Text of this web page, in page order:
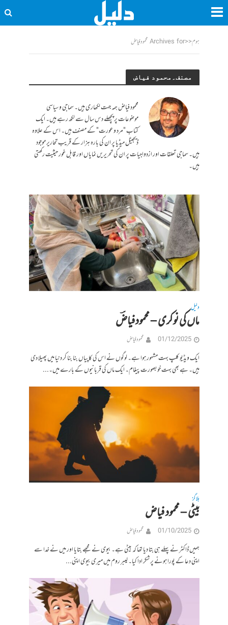
ہوم<<Archives for محمود فیاض
مصنف۔محمود فیاض
محمود فیاض ہمہ جہت لکھاری ہیں۔ سماجی و سیاسی
موضوعات پر پچھلے دس سال سے لکھ رہے ہیں۔ ایک
کتاب "مرد و عورت" کے مصنف ہیں۔ اس کے علاوہ
ڈیجیٹل میڈیا پر ان کی بارہ ہزار کے قریب تحاریر موجود
ہیں۔ سماجی تعلقات اور ازدواجیات پر ان کی تحریریں نمایاں اور قابل غور حیثیت رکھتی
ہیں۔
دلیل
ماں کی نوکری – محمودفیاضؔ
01/12/2025 محمود فیاض
ایک ویڈیو کلپ بہت مشہور ہوا ہے۔ لوگوں نے اس کی کاپیاں بنا بنا کر دنیا میں پھیلا دی
ہیں۔ ہے بھی بہت خوبصورت پیغام۔ ایک ماں کی قربانیوں کے بارے میں۔...
بلاگز
بیٹی – محمود فیاض
01/10/2025 محمود فیاض
ہمیں ڈاکٹر نے پہلے ہی بتا دیا تھا کہ بیٹی ہے۔ بیوی نے مجھے بتایا اور میں نے خدا سے
اپنی دعا کے پورا ہونے پر شکر ادا کیا۔ لیبر روم میں میری بیوی اپنی...